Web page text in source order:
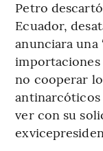
Petro
Ecuador,
anunciara una
no cooperar
antinarcóticos
ver con su